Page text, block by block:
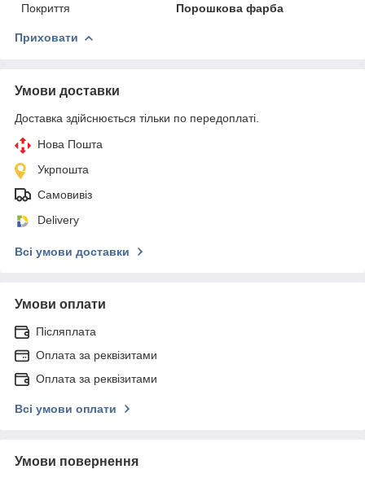
Покриття
Порошкова фарба
Приховати
Умови доставки
Доставка здійснюється тільки по передоплаті.
Нова Пошта
Укрпошта
Самовивіз
Delivery
Всі умови доставки
Умови оплати
Післяплата
Оплата за реквізитами
Оплата за реквізитами
Всі умови оплати
Умови повернення